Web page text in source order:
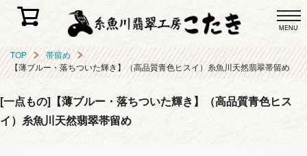
MENU
TOP
帯留め
【薄ブルー・落ちついた輝き】（高品質青色ヒスイ）糸魚川天然翡翠帯留め
[一点もの]【薄ブルー・落ちついた輝き】（高品質青色ヒス
イ）糸魚川天然翡翠帯留め